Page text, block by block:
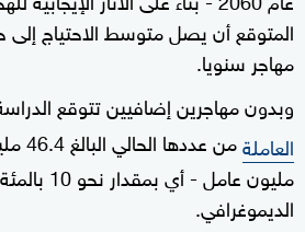
مهاجر سنويا.
وبدون مهاجرين إضافيين تتوقع
العاملة
مليون عامل
الديموغرافي.